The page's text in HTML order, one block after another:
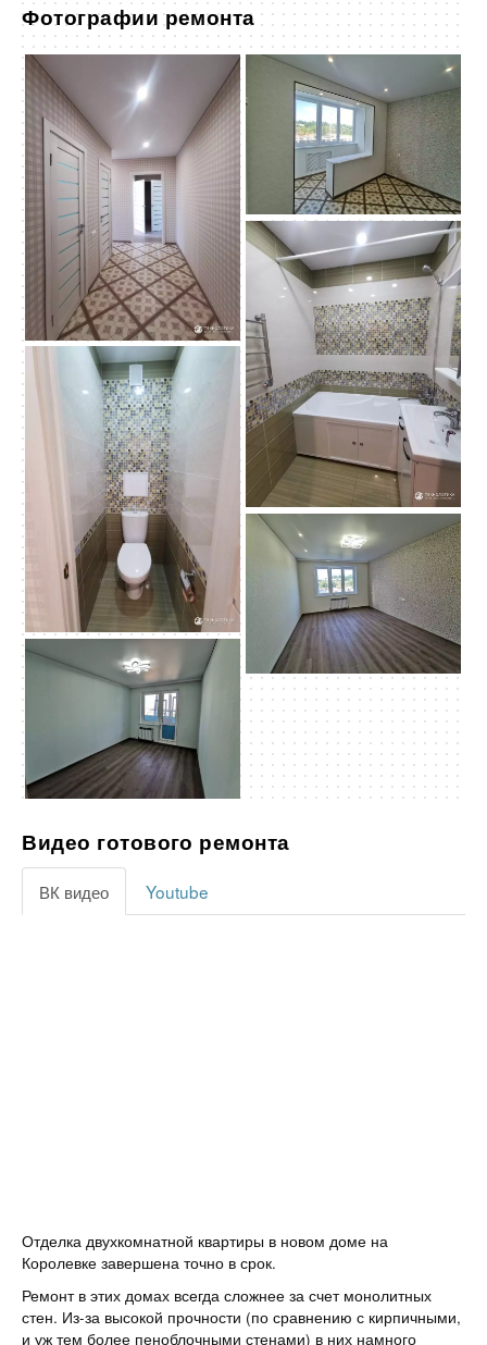
Фотографии ремонта
Видео готового ремонта
ВК видео Youtube
Отделка двухкомнатной квартиры в новом доме на
Королевке завершена точно в срок.
Ремонт в этих домах всегда сложнее за счет монолитных
стен. Из-за высокой прочности (по сравнению с кирпичными,
и уж тем более пеноблочными стенами) в них намного